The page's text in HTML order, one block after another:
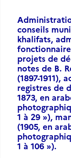
conseils
khalifats,
projets de
notes de B.
(1897-1911),
registres de
1873, en
1 à 29 »),
(1905, en
1 à 106 »).